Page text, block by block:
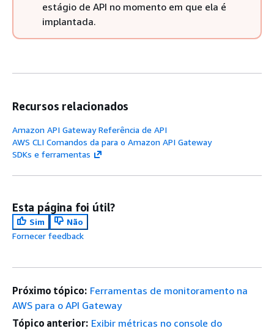
estágio de API no momento em que ela é
implantada.
Recursos relacionados
Amazon API Gateway Referência de API
AWS CLI Comandos da para o Amazon API Gateway
SDKs e ferramentas
Esta página foi útil?
Sim
Não
Fornecer feedback
Próximo tópico: Ferramentas de monitoramento na
AWS para o API Gateway
Tópico anterior: Exibir métricas no console do